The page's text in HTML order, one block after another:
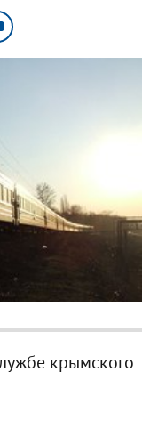
крымского